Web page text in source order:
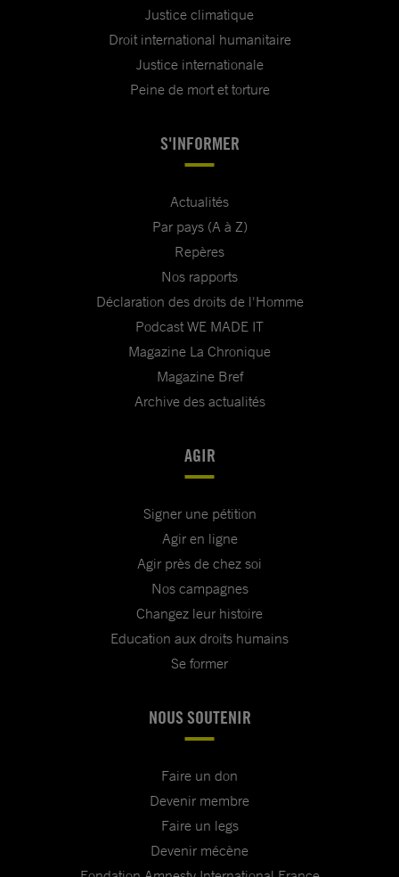
Justice climatique
Droit international humanitaire
Justice internationale
Peine de mort et torture
S'INFORMER
Actualités
Par pays (A à Z)
Repères
Nos rapports
Déclaration des droits de l'Homme
Podcast WE MADE IT
Magazine La Chronique
Magazine Bref
Archive des actualités
AGIR
Signer une pétition
Agir en ligne
Agir près de chez soi
Nos campagnes
Changez leur histoire
Education aux droits humains
Se former
NOUS SOUTENIR
Faire un don
Devenir membre
Faire un legs
Devenir mécène